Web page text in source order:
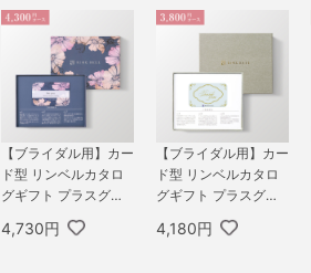
【ブライダル用】カー
ド型 リンベルカタロ
グギフト プラスグル
WER） 4,300円コー
4,730円
【ブライダル用】カー
ド型 リンベルカタロ
グギフト プラスグル
SSIC） 3,800円コー
4,180円